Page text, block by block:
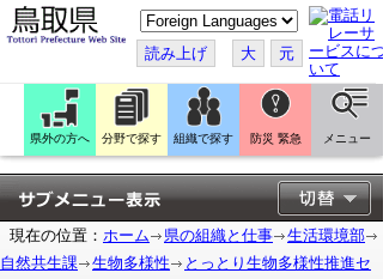
こ
の
ペ
ー
ジ
翻
訳
す
る
読み上げ 大 元
県外の方へ 分野で探す 組織で探す 防災 緊急 メニュー
現在の位置： ホーム 県の組織と仕事
生活環境部
自然共生課
生物多様性
とっとり生物多様性推進セ